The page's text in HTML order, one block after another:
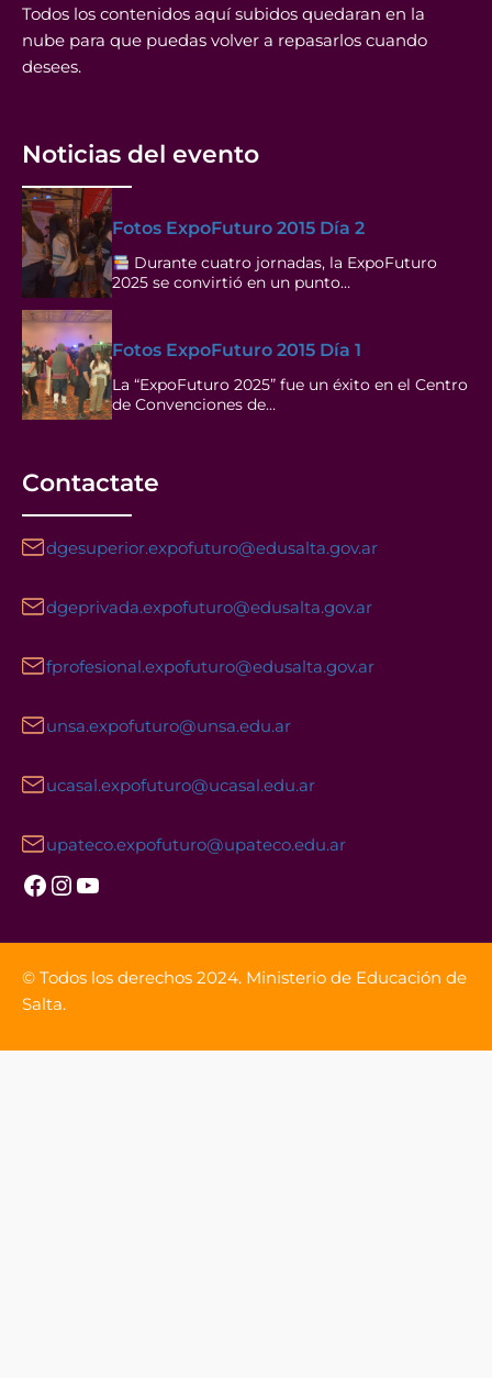
Todos los contenidos aquí subidos quedaran en la
nube para que puedas volver a repasarlos cuando
desees.
Noticias del evento
Fotos ExpoFuturo 2015 Día 2
Durante cuatro jornadas, la ExpoFuturo
2025 se convirtió en un punto…
Fotos ExpoFuturo 2015 Día 1
La “ExpoFuturo 2025” fue un éxito en el Centro
de Convenciones de…
Contactate
dgesuperior.expofuturo@edusalta.gov.ar
dgeprivada.expofuturo@edusalta.gov.ar
fprofesional.expofuturo@edusalta.gov.ar
unsa.expofuturo@unsa.edu.ar
ucasal.expofuturo@ucasal.edu.ar
upateco.expofuturo@upateco.edu.ar
Facebook InstagramYouTube
© Todos los derechos 2024. Ministerio de Educación de
Salta.